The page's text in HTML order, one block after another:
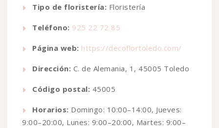
Tipo de floristería: Floristería
Teléfono: 925 22 72 85
Página web: https://decoflortoledo.com/
Dirección: C. de Alemania, 1, 45005 Toledo
Código postal: 45005
Horarios: Domingo: 10:00–14:00, Jueves:
9:00–20:00, Lunes: 9:00–20:00, Martes: 9:00–